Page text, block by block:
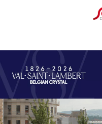
Cookies management panel